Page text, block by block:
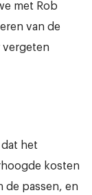
met Rob
van de
vergeten
het
kosten
de passen, en